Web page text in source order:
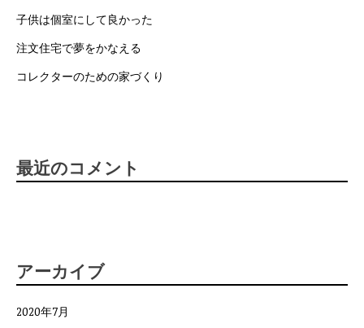
子供は個室にして良かった
注文住宅で夢をかなえる
コレクターのための家づくり
最近のコメント
アーカイブ
2020年7月